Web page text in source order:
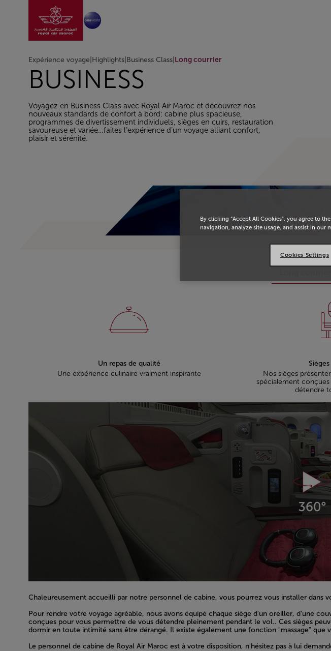
Saut au contenu principal
Aller à la page accueil
Expérience voyage Highlights Business Class Long courrier
BUSINESS
Voyagez en Business Class avec Royal Air Maroc et découvrez nos
nouveaux standards de confort à bord: cabine plus spacieuse,
programmes de divertissement individuels, sièges en cuirs, restauration
savoureuse et variée…faites l’expérience d’un voyage alliant confort,
plaisir et sérénité.
Un repas de qualité
Une expérience culinaire vraiment inspirante
Nos sièges
spécialement
détendre
Chaleureusement accueilli par notre personnel de cabine, vous pourrez vous installer
Open in a new window
Pour rendre votre voyage agréable, nous avons équipé chaque siège d'un oreiller, d'une
conçues pour vous permettre de vous détendre pleinement pendant le vol.. Ces sièges
dormir en toute intimité sans être dérangé. Il existe également une fonction "massage" que
Open in a new window
Le personnel de cabine de Royal Air Maroc est à votre disposition, n'hésitez pas à lui
By clicking “Accept All Cookies”, you agree to
navigation, analyze site usage, and assist in our
Cookies Settings